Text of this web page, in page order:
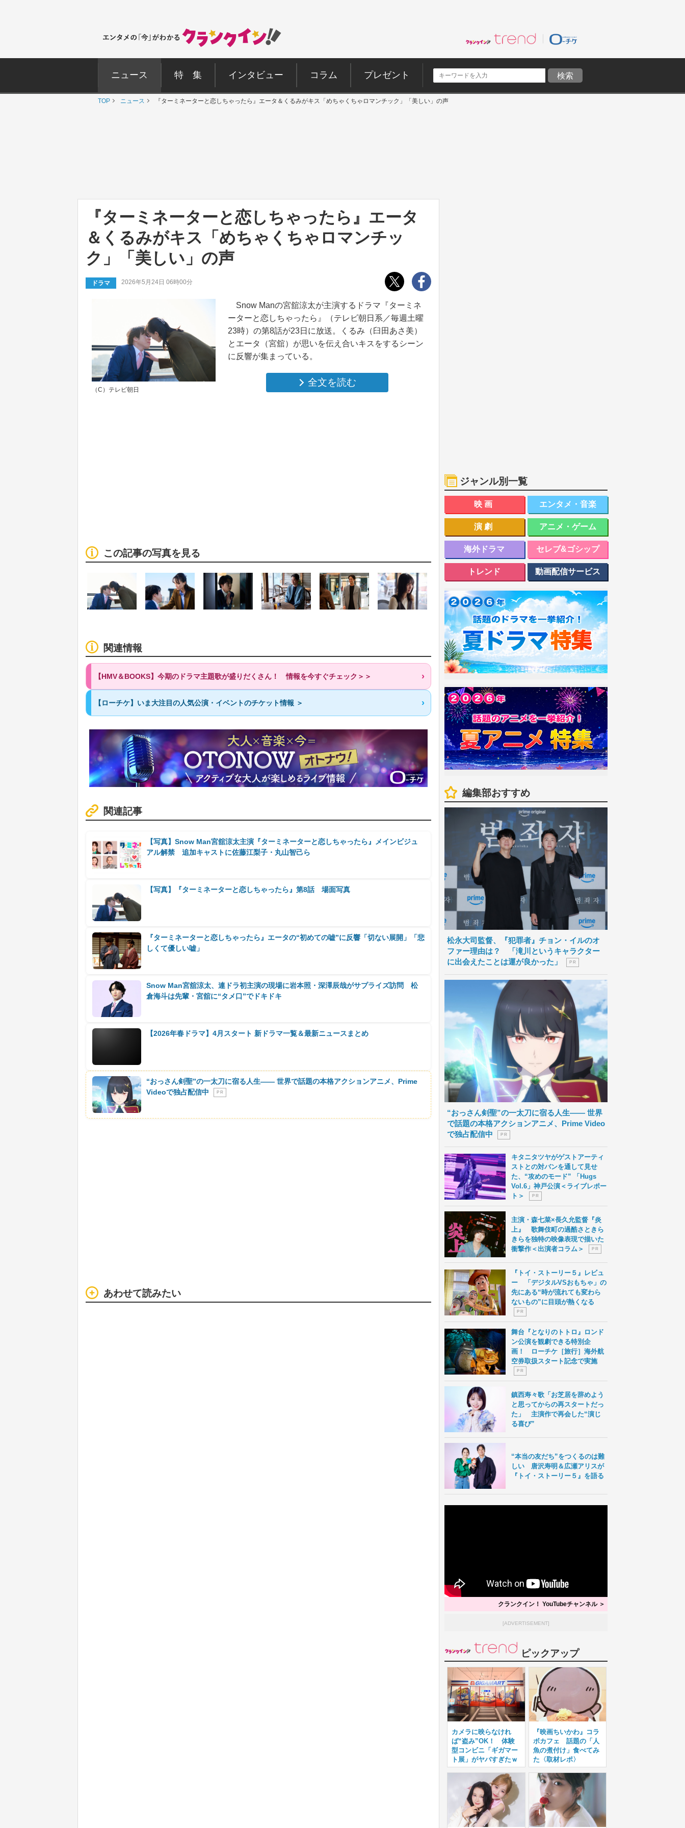
ニュース 特 集 インタビュー コラム プレゼント
TOP ニュース 『ターミネーターと恋しちゃったら』エータ＆くるみがキス「めちゃくちゃロマンチック」「美しい」の声
『ターミネーターと恋しちゃったら』エータ
＆くるみがキス「めちゃくちゃロマンチッ
ク」「美しい」の声
ドラマ 2026年5月24日 06時00分
Snow Manの宮舘涼太が主演するドラマ『ターミネ
ーターと恋しちゃったら』（テレビ朝日系／毎週土曜
23時）の第8話が23日に放送。くるみ（臼田あさ美）
とエータ（宮舘）が思いを伝え合いキスをするシーン
に反響が集まっている。
全文を読む
（C）テレビ朝日
この記事の写真を見る
関連情報
【HMV＆BOOKS】今期のドラマ主題歌が盛りだくさん！ 情報を今すぐチェック＞＞
【ローチケ】いま大注目の人気公演・イベントのチケット情報 ＞
関連記事
【写真】Snow Man宮舘涼太主演『ターミネーターと恋しちゃったら』メインビジュ
アル解禁 追加キャストに佐藤江梨子・丸山智己ら
【写真】『ターミネーターと恋しちゃったら』第8話 場面写真
『ターミネーターと恋しちゃったら』エータの“初めての嘘”に反響「切ない展開」「悲
しくて優しい嘘」
Snow Man宮舘涼太、連ドラ初主演の現場に岩本照・深澤辰哉がサプライズ訪問 松
倉海斗は先輩・宮舘に“タメ口”でドキドキ
【2026年春ドラマ】4月スタート 新ドラマ一覧＆最新ニュースまとめ
“おっさん剣聖”の一太刀に宿る人生―― 世界で話題の本格アクションアニメ、Prime
Videoで独占配信中
P R
あわせて読みたい
ジャンル別一覧
映画 エンタメ・音楽
演劇 アニメ・ゲーム
海外ドラマ セレブ&ゴシップ
トレンド 動画配信サービス
編集部おすすめ
松永大司監督、『犯罪者』チョン・イルのオ
ファー理由は？ 「滝川というキャラクター
に出会えたことは運が良かった」
P R
“おっさん剣聖”の一太刀に宿る人生―― 世界
で話題の本格アクションアニメ、Prime Video
で独占配信中
P R
キタニタツヤがゲストアーティ
ストとの対バンを通して見せ
た、“攻めのモード” 「Hugs
Vol.6」神戸公演＜ライブレポー
ト＞
P R
主演・森七菜×長久允監督『炎
上』 歌舞伎町の過酷さときら
きらを独特の映像表現で描いた
衝撃作＜出演者コラム＞
P R
『トイ・ストーリー５』レビュ
ー 「デジタルVSおもちゃ」の
先にある“時が流れても変わら
ないもの”に目頭が熱くなる
P R
舞台『となりのトトロ』ロンド
ン公演を観劇できる特別企
画！ ローチケ［旅行］海外航
空券取扱スタート記念で実施
P R
鎮西寿々歌「お芝居を辞めよう
と思ってからの再スタートだっ
た」 主演作で再会した“演じ
る喜び”
“本当の友だち”をつくるのは難
しい 唐沢寿明＆広瀬アリスが
『トイ・ストーリー５』を語る
クランクイン！ YouTubeチャンネル ＞
[ADVERTISEMENT]
ピックアップ
カメラに映らなけれ
ば“盗み”OK！ 体験
型コンビニ「ギガマー
ト展」がヤバすぎたｗ
『映画ちいかわ』コラ
ボカフェ 話題の「人
魚の煮付け」食べてみ
た〈取材レポ〉